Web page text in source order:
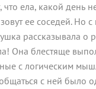
ела, какой день
ее соседей. Но
рассказывала о
Она блестяще
с логическим
с ней было